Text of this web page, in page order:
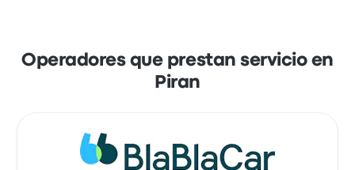
Operadores que prestan servicio en
Piran